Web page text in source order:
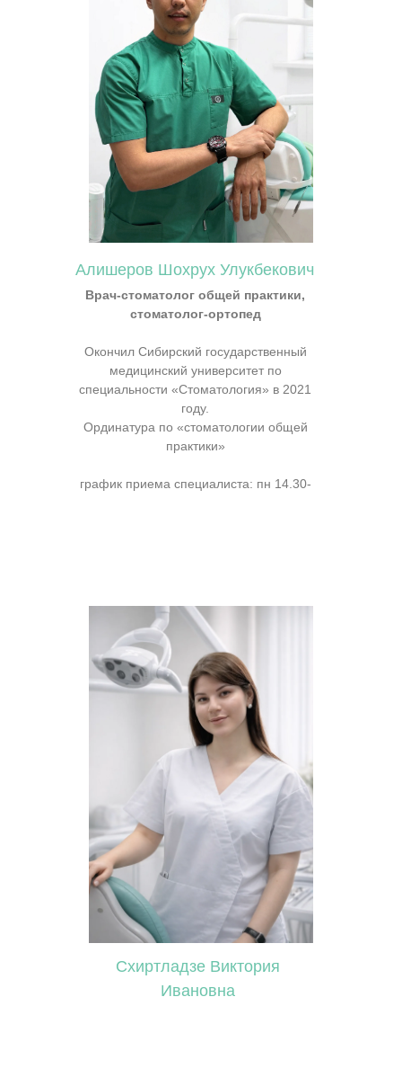
Алишеров Шохрух Улукбекович
Врач-стоматолог общей практики,
стоматолог-ортопед
Окончил Сибирский государственный
медицинский университет по
специальности «Стоматология» в 2021
году.
Ординатура по «стоматологии общей
практики»
график приема специалиста: пн 14.30-
Схиртладзе Виктория
Ивановна